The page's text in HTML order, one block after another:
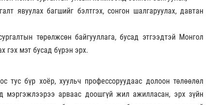
явуулах багшийг бэлтгэх, сонгон шалгаруулах, давтан
төрөлжсөн байгууллага, бусад этгээдтэй Монгол
гэх мэт бусад бүрэн эрх.
тус бүр хоёр, хуульч профессоруудаас долоон төлөөлөл
мэргэжлээрээ арваас доошгүй жил ажилласан, эрх зүйн